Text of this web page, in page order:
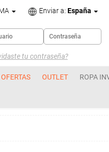
Enviar a: España
tu contraseña?
OFERTAS OUTLET ROPA